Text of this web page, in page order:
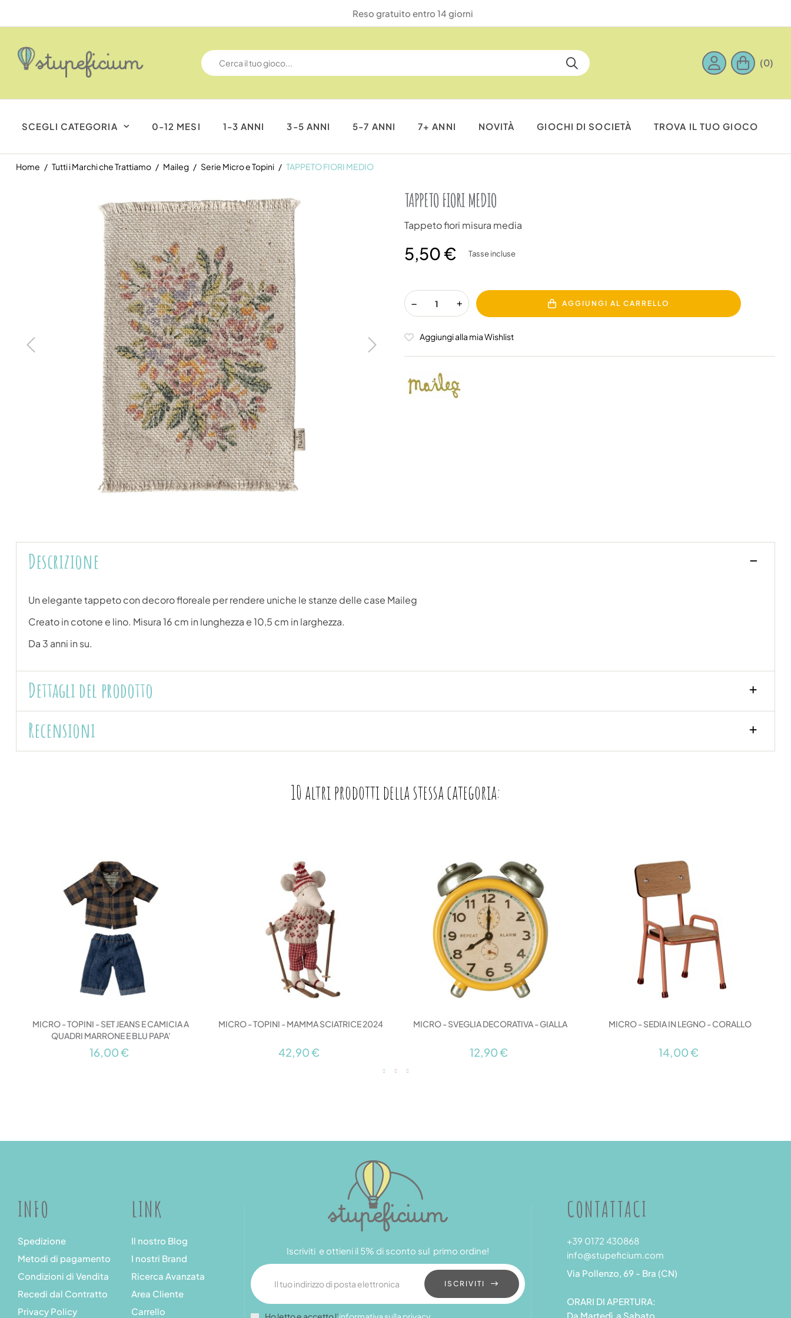
Reso gratuito entro 14 giorni
(0)
SCEGLI CATEGORIA 0-12 MESI 1-3 ANNI 3-5 ANNI 5-7 ANNI 7+ ANNI NOVITÀ GIOCHI DI SOCIETÀ TROVA IL TUO GIOCO
Home Tutti i Marchi che Trattiamo Maileg Serie Micro e Topini TAPPETO FIORI MEDIO
TAPPETO FIORI MEDIO
Tappeto fiori misura media
5,50 € Tasse incluse
AGGIUNGI AL CARRELLO
Aggiungi alla mia Wishlist
Descrizione
Un elegante tappeto con decoro floreale per rendere uniche le stanze delle case Maileg
Creato in cotone e lino. Misura 16 cm in lunghezza e 10,5 cm in larghezza.
Da 3 anni in su.
Dettagli del prodotto
Recensioni
10 altri prodotti della stessa categoria:
MICRO - TOPINI - SET JEANS E CAMICIA A
QUADRI MARRONE E BLU PAPA'
16,00 €
MICRO - TOPINI - MAMMA SCIATRICE 2024
42,90 €
MICRO - SVEGLIA DECORATIVA - GIALLA
12,90 €
MICRO - SEDIA IN LEGNO - CORALLO
14,00 €
INFO
Spedizione
Metodi di pagamento
Condizioni di Vendita
Recedi dal Contratto
Privacy Policy
LINK
Il nostro Blog
I nostri Brand
Ricerca Avanzata
Area Cliente
Carrello
Iscriviti e ottieni il 5% di sconto sul primo ordine!
ISCRIVITI
CONTATTACI
+39 0172 430868
info@stupeficium.com
Via Pollenzo, 69 - Bra (CN)
ORARI DI APERTURA:
Da Martedì a Sabato